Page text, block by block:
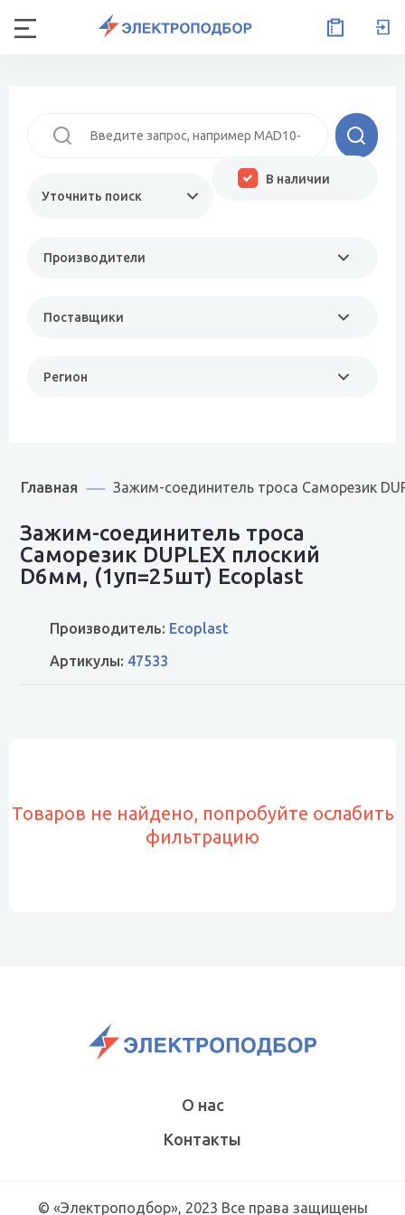
Уточнить поиск
Производители
Поставщики
Регион
В наличии
Главная Зажим-соединитель троса Саморезик
Зажим-соединитель троса
Саморезик DUPLEX плоский
D6мм, (1уп=25шт) Ecoplast
Производитель: Ecoplast
Артикулы: 47533
Товаров не найдено, попробуйте ослабить
фильтрацию
О нас
Контакты
© «Электроподбор», 2023 Все права защищены